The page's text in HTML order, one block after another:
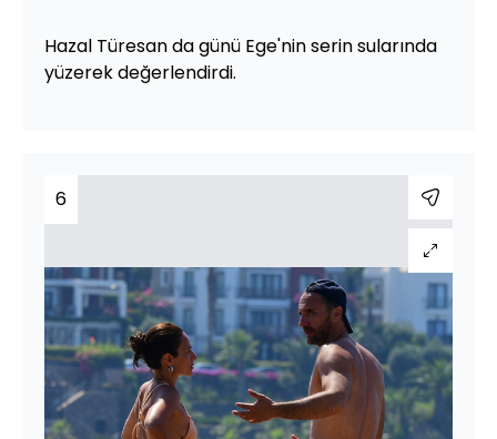
Hazal Türesan da günü Ege'nin serin sularında
yüzerek değerlendirdi.
6